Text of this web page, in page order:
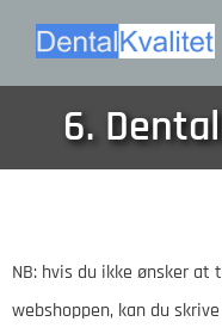
content
6.
NB: hvis du ikke ønsker
webshoppen, kan du